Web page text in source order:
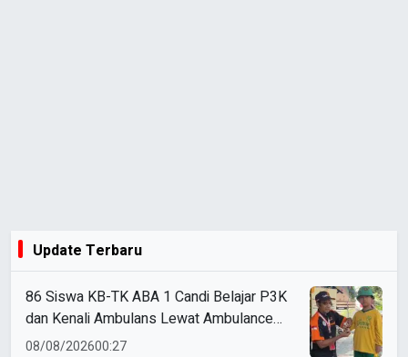
Update Terbaru
86 Siswa KB-TK ABA 1 Candi Belajar P3K
dan Kenali Ambulans Lewat Ambulance
Goes to Schools
08/08/202600:27